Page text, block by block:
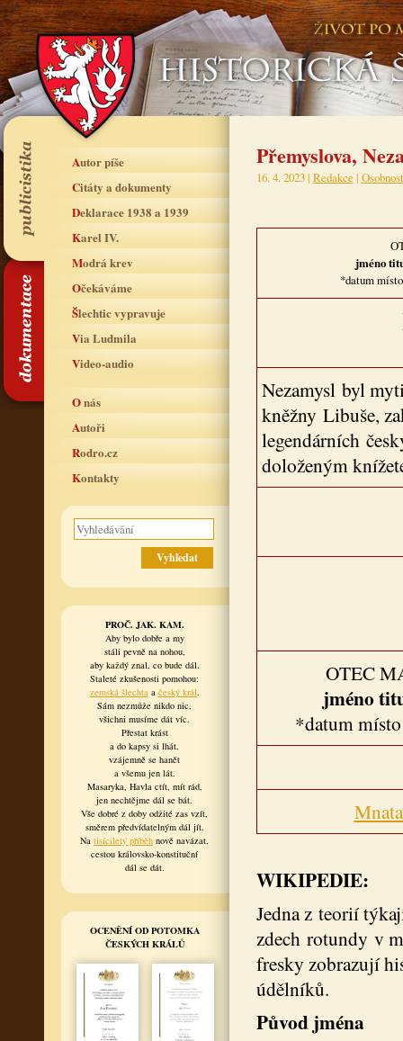
Autor píše
Citáty a dokumenty
Deklarace 1938 a 1939
Karel IV.
Modrá krev
Očekáváme
Šlechtic vypravuje
Via Ludmila
Video-audio
O nás
Autoři
Rodro.cz
Kontakty
PROČ. JAK. KAM.
Aby bylo dobře a my
stáli pevně na nohou,
aby každý znal, co bude dál.
Staleté zkušenosti pomohou:
zemská šlechtaa český král.
Sám nezmůže nikdo nic,
všichni musíme dát víc.
Přestat krást
a do kapsy si lhát,
vzájemně se hanět
a všemu jen lát.
Masaryka, Havla ctít, mít rád,
jen nechtějme dál se bát.
Vše dobré z doby odžité zas vzít,
směrem předvídatelným dál jít.
Na tisíciletý příběh nově navázat,
cestou královsko-konstituční
dál se dát.
OCENĚNÍ OD POTOMKA
ČESKÝCH KRÁLŮ
Přemyslova,
16. 4. 2023 | Redakce |
jméno
*datum
Nezamysl byl
kněžny Libuše,
legendárních
doloženým
OTEC
jméno
*datum
WIKIPEDIE:
Jedna z teorií
zdech rotundy v
fresky zobrazují
údělníků.
Původ jména